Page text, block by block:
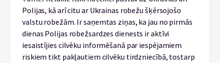
Polijas, kā arī citu ar Ukrainas robežu šķērsojošo
valstu robežām. Ir saņemtas ziņas, ka jau no pirmās
dienas Polijas robežsardzes dienests ir aktīvi
iesaistījies cilvēku informēšanā par iespējamiem
riskiem tikt pakļautiem cilvēku tirdzniecībā, tostarp